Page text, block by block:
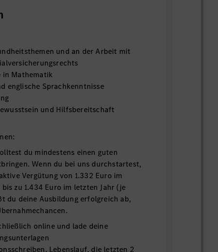
und an der Arbeit mit
in Mathematik
englische Sprachkenntnisse
und Hilfsbereitschaft
du mindestens einen guten
Wenn du bei uns durchstartest,
Vergütung von 1.332 Euro im
zu 1.434 Euro im letzten Jahr (je
du deine Ausbildung erfolgreich ab,
online und lade deine
Lebenslauf, die letzten 2